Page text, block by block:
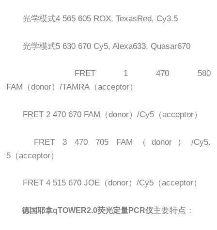
光学模式4 565 605 ROX, TexasRed, Cy3.5
光学模式5 630 670 Cy5, Alexa633, Quasar670
FRET 1 470 580
FAM（donor）/TAMRA（acceptor）
FRET 2 470 670 FAM（donor）/Cy5（acceptor）
FRET 3 470 705 FAM（donor）/Cy5.
5（acceptor）
FRET 4 515 670 JOE（donor）/Cy5（acceptor）
德国耶拿qTOWER2.0荧光定量PCR仪主要特点：